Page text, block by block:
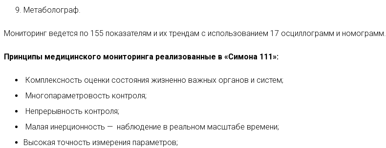
Метаболограф.
Мониторинг ведется по 155 показателям и их трендам с использованием 17 осциллограмм и номограмм.
Принципы медицинского мониторинга реализованные в «Симона 111»:
Комплексность оценки состояния жизненно важных органов и систем;
Многопараметровость контроля;
Непрерывность контроля;
Малая инерционность — наблюдение в реальном масштабе времени;
Высокая точность измерения параметров;